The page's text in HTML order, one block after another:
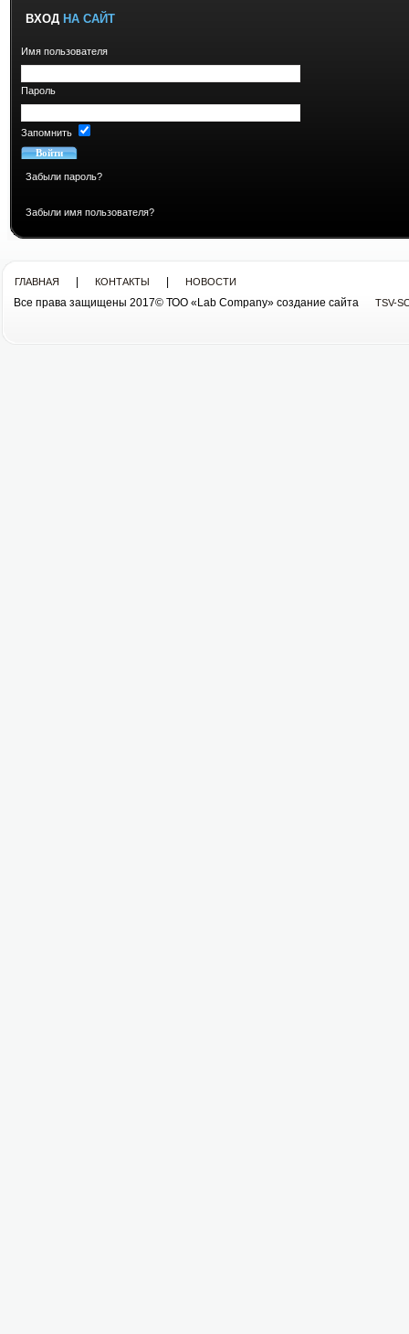
ВХОД НА САЙТ
Имя пользователя
Пароль
Запомнить
Забыли пароль?
Забыли имя пользователя?
ГЛАВНАЯ КОНТАКТЫ НОВОСТИ
Все права защищены 2017© ТОО «Lab Company» cоздание сайта TSV-